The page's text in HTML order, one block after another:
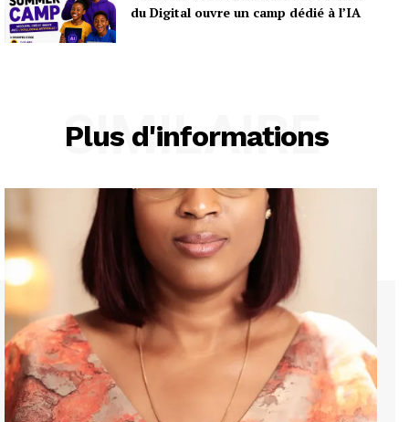
du Digital ouvre un camp dédié à l’IA
Plus d'informations
SIMILAIRE